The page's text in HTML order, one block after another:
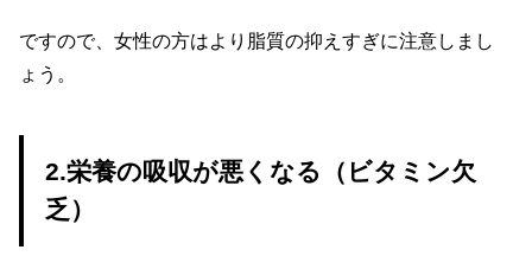
ですので、女性の方はより脂質の抑えすぎに注意しまし
ょう。
2.栄養の吸収が悪くなる（ビタミン欠
乏）